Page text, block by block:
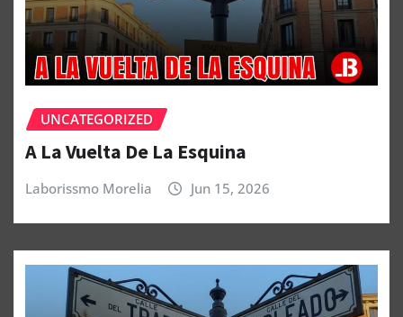
UNCATEGORIZED
A La Vuelta De La Esquina
Laborissmo Morelia Jun 15, 2026